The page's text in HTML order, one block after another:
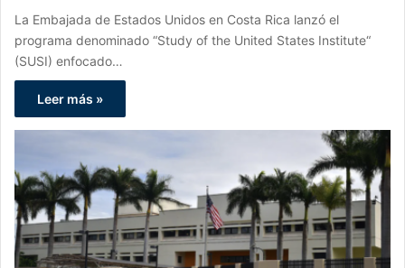
La Embajada de Estados Unidos en Costa Rica lanzó el
programa denominado “Study of the United States Institute“
(SUSI) enfocado…
Leer más »